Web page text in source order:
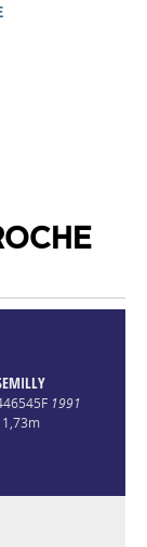
1991
1,73m